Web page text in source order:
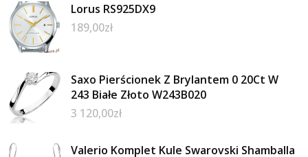
Lorus RS925DX9
189,00zł
Saxo Pierścionek Z Brylantem 0 20Ct W
243 Białe Złoto W243B020
3 120,00zł
Valerio Komplet Kule Swarovski Shamballa